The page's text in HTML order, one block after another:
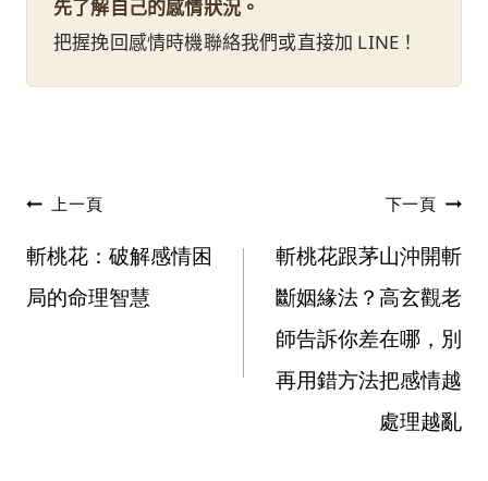
先了解自己的感情狀況。
把握挽回感情時機聯絡我們或直接加 LINE！
文
章
導
上一頁
斬桃花：破解感情困
局的命理智慧
下一頁
斬桃花跟茅山沖開斬
斷姻緣法？高玄觀老
師告訴你差在哪，別
再用錯方法把感情越
處理越亂